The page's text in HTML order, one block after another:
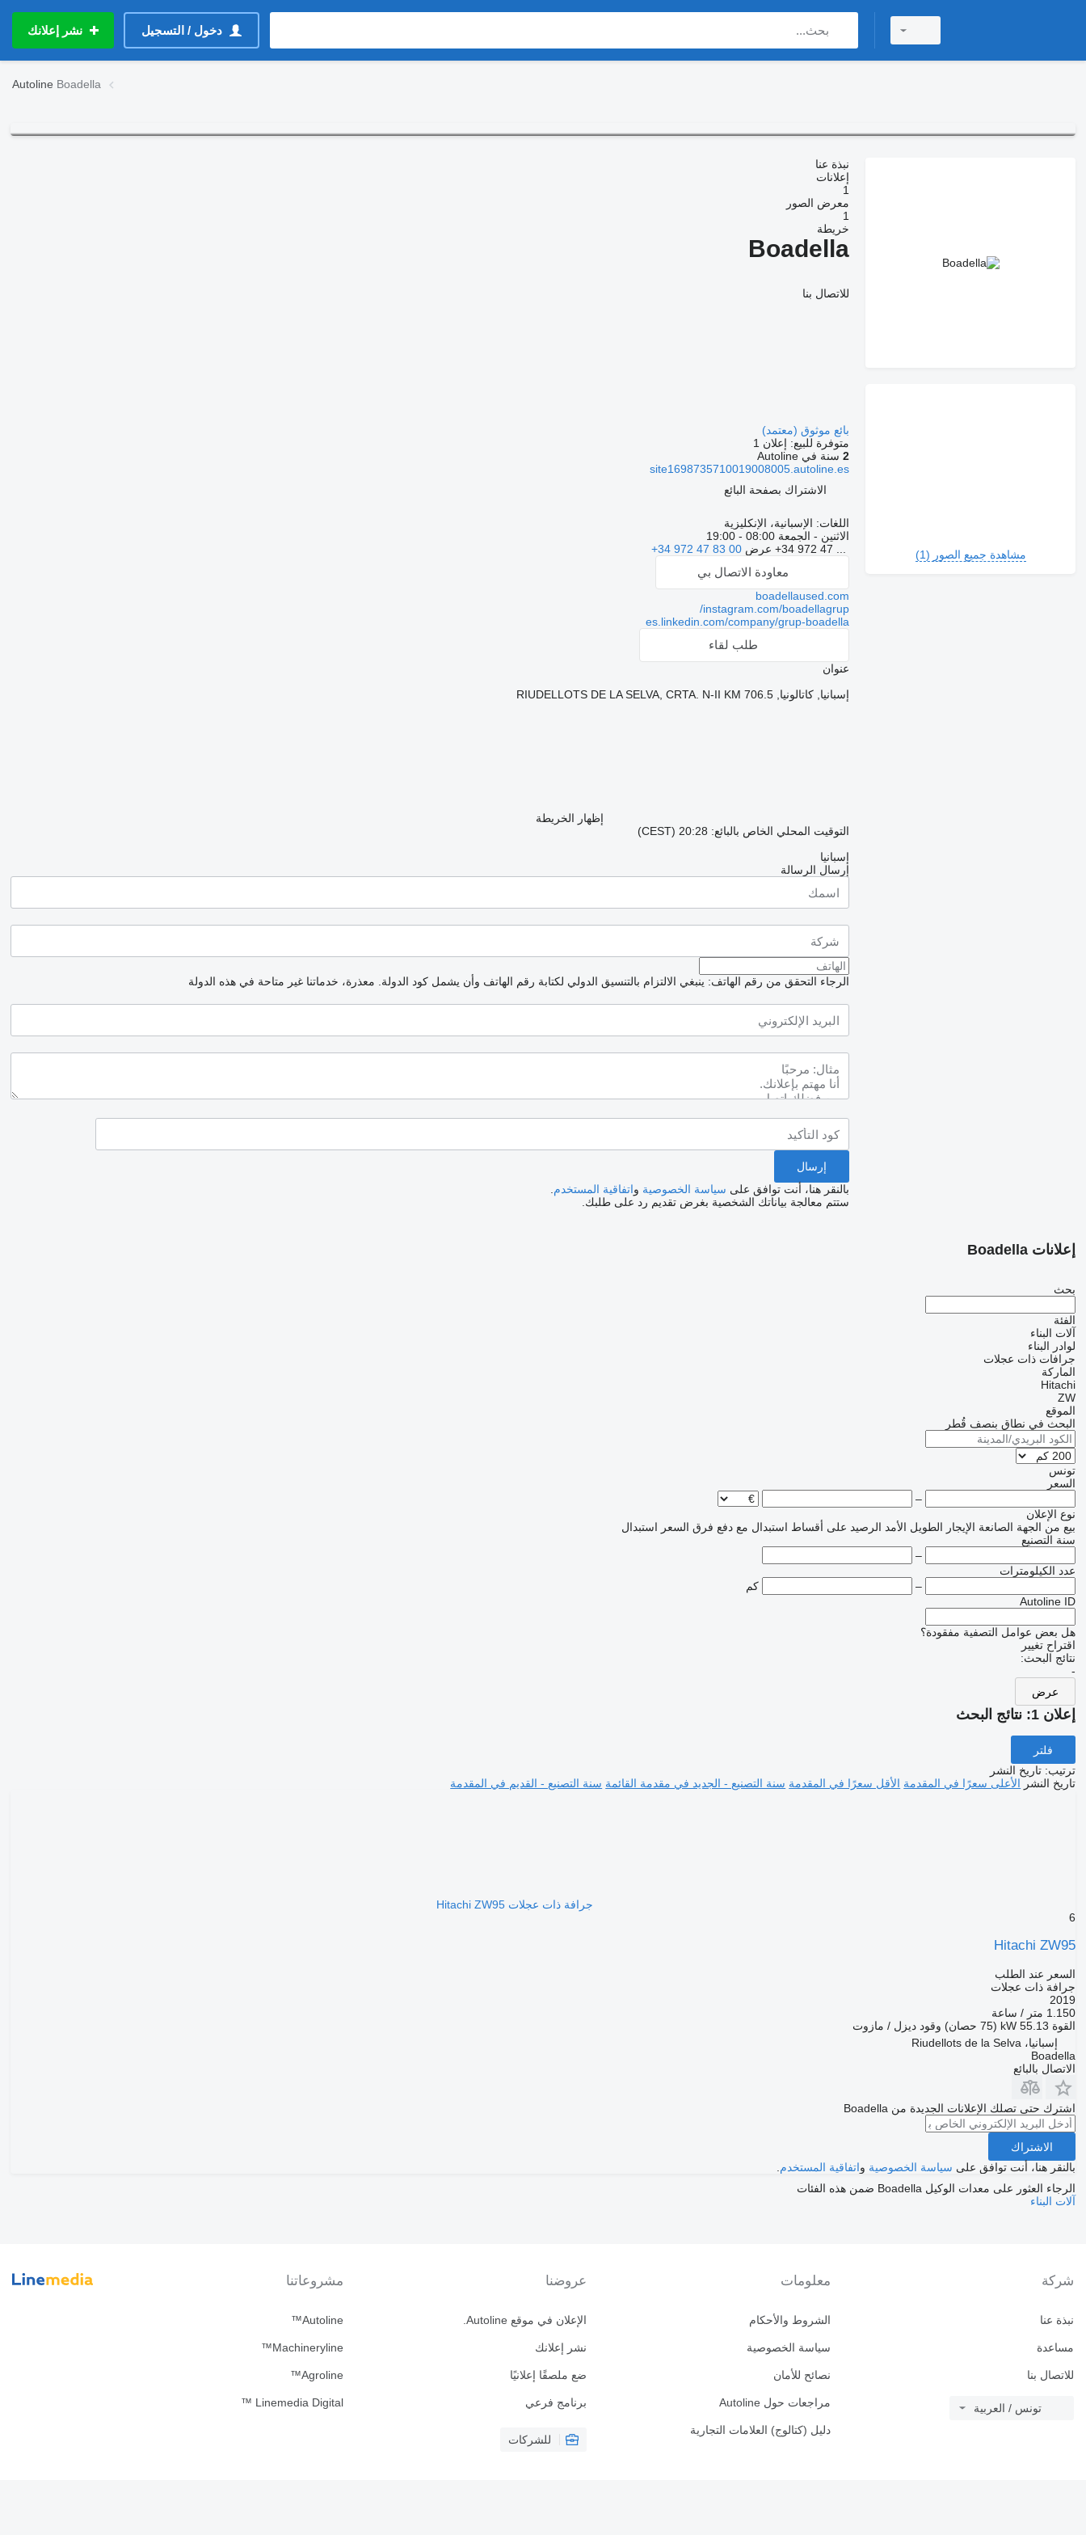
دخول / التسجيل نشر إعلانك
Autoline Boadella
مشاهدة جميع الصور (1)
نبذة عنا
إعلانات
1
معرض الصور
1
خريطة
Boadella
للاتصال بنا
بائع موثوق (معتمد)
متوفرة للبيع: إعلان 1
2سنة في Autoline
site1698735710019008005.autoline.es
الاشتراك بصفحة البائع
اللغات: الإسبانية، الإنكليزية
الاثنين - الجمعة 08:00 - 19:00
+34 972 47 ... عرض +34 972 47 83 00
معاودة الاتصال بي
boadellaused.com
instagram.com/boadellagrup/
es.linkedin.com/company/grup-boadella
طلب لقاء
عنوان
إسبانيا, كاتالونيا, RIUDELLOTS DE LA SELVA, CRTA. N-II KM 706.5
إظهار الخريطة
التوقيت المحلي الخاص بالبائع: 20:28 (CEST)
إسبانيا
إرسال الرسالة
الرجاء التحقق من رقم الهاتف: ينبغي الالتزام بالتنسيق الدولي لكتابة رقم الهاتف وأن يشمل كود الدولة. معذرة، خدماتنا غير متاحة في هذه الدولة
بالنقر هنا، أنت توافق على سياسة الخصوصية واتفاقية المستخدم
ستتم معالجة بياناتك الشخصية بغرض تقديم رد على طلبك.
إعلانات Boadella
بحث
الفئة
آلات البناء
لوادر البناء
جرافات ذات عجلات
الماركة
Hitachi
ZW
الموقع
البحث في نطاق بنصف قُطر
تونس
السعر
–
نوع الإعلان
بيع من الجهة الصانعة الإيجار الطويل الأمد الرصيد على أقساط استبدال مع دفع فرق السعر استبدال
سنة التصنيع
–
عدد الكيلومترات
–
كم
Autoline ID
هل بعض عوامل التصفية مفقودة؟
اقتراح تغيير
نتائج البحث:
-
عرض
إعلان 1: نتائج البحث
فلتر
ترتيب: تاريخ النشر
تاريخ النشر الأعلى سعرًا في المقدمة الأقل سعرًا في المقدمة سنة التصنيع - الجديد في مقدمة القائمة سنة التصنيع - القديم في المقدمة
جرافة ذات عجلات Hitachi ZW95
6
Hitachi ZW95
السعر عند الطلب
جرافة ذات عجلات
2019
1.150 متر / ساعة
القوة 55.13 kW (75 حصان) وقود ديزل / مازوت
إسبانيا، Riudellots de la Selva
Boadella
الاتصال بالبائع
اشترك حتى تصلك الإعلانات الجديدة من Boadella
الاشتراك
بالنقر هنا، أنت توافق على سياسة الخصوصية واتفاقية المستخدم
الرجاء العثور على معدات الوكيل Boadella ضمن هذه الفئات
آلات البناء
شركة
نبذة عنا
مساعدة
للاتصال بنا
تونس / العربية
معلومات
الشروط والأحكام
سياسة الخصوصية
نصائح للأمان
مراجعات حول Autoline
دليل (كتالوج) العلامات التجارية
عروضنا
الإعلان في موقع Autoline.
نشر إعلانك
ضع ملصقًا إعلانيًا
برنامج فرعي
للشركات
مشروعاتنا
Autoline™
Machineryline™
Agroline™
Linemedia Digital ™